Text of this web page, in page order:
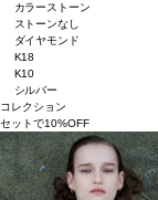
カラーストーン
ストーンなし
ダイヤモンド
K18
K10
シルバー
コレクション
セットで10%OFF